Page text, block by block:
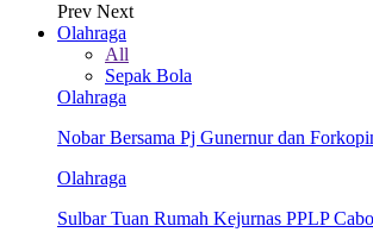
Prev Next
Olahraga
All
Sepak Bola
Olahraga
Nobar Bersama Pj Gunernur dan
Olahraga
Sulbar Tuan Rumah Kejurnas PPLP